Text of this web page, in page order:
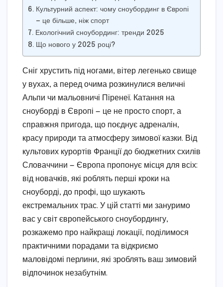
Культурний аспект: чому сноубординг в Європі
— це більше, ніж спорт
Екологічний сноубординг: тренди 2025
Що нового у 2025 році?
Сніг хрустить під ногами, вітер легенько свище
у вухах, а перед очима розкинулися величні
Альпи чи мальовничі Піренеї. Катання на
сноуборді в Європі — це не просто спорт, а
справжня пригода, що поєднує адреналін,
красу природи та атмосферу зимової казки. Від
культових курортів Франції до бюджетних схилів
Словаччини — Європа пропонує місця для всіх:
від новачків, які роблять перші кроки на
сноуборді, до профі, що шукають
екстремальних трас. У цій статті ми зануримо
вас у світ європейського сноубордингу,
розкажемо про найкращі локації, поділимося
практичними порадами та відкриємо
маловідомі перлини, які зроблять ваш зимовий
відпочинок незабутнім.